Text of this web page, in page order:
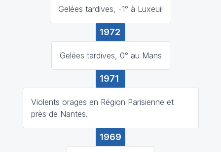
Gelées tardives, -1° à Luxeuil
1972
Gelées tardives, 0° au Mans
1971
Violents orages en Région Parisienne et
près de Nantes.
1969